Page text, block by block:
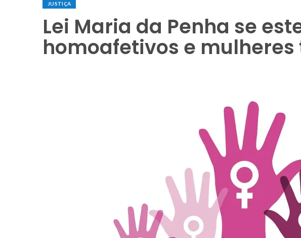
JUSTIÇA
Lei Maria da Penha se
homoafetivos e mulheres